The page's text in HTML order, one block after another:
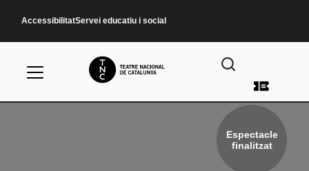
AccessibilitatServei educatiu i social
Menú
Espectacle
finalitzat